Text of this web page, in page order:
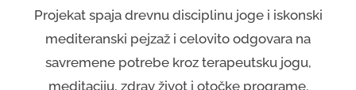
Projekat spaja drevnu disciplinu joge i iskonski
mediteranski pejzaž i celovito odgovara na
savremene potrebe kroz terapeutsku jogu,
meditaciju, zdrav život i otočke programe.